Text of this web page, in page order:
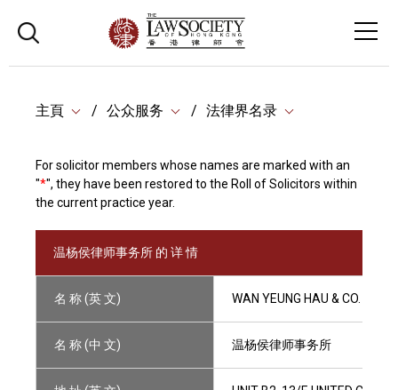
主頁 公众服务 法律界名录
For solicitor members whose names are marked with an
"*", they have been restored to the Roll of Solicitors within
the current practice year.
温杨侯律师事务所 的 详 情
名 称 (英 文) WAN YEUNG HAU & CO.
名 称 (中 文) 温杨侯律师事务所